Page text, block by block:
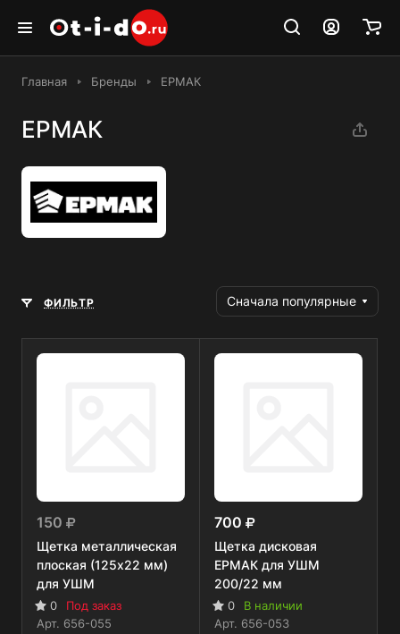
Главная Бренды ЕРМАК
ЕРМАК
ФИЛЬТР Сначала популярные
150
Щетка металлическая
плоская (125х22 мм)
для УШМ
0
Под заказ
Арт. 656-055
700
Щетка дисковая
ЕРМАК для УШМ
200/22 мм
0
В наличии
Арт. 656-053